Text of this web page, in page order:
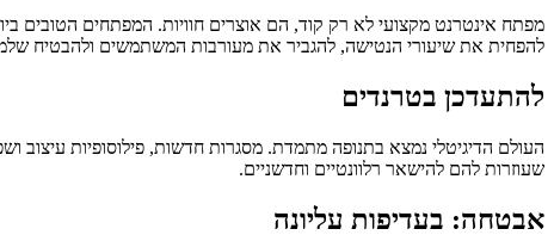
להפחית את שיעורי הנטישה, להגביר את מעורבות המשתמשים ולהבטיח
להתעדכן בטרנדים
העולם הדיגיטלי נמצא בתנופה מתמדת. מסגרות חדשות, פילוסופיות עיצוב
שעוזרות להם להישאר רלוונטיים וחדשניים.
אבטחה: בעדיפות עליונה